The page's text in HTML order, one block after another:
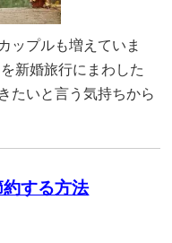
ップルも増えていま
新婚旅行にまわした
たいと言う気持ちから
する方法